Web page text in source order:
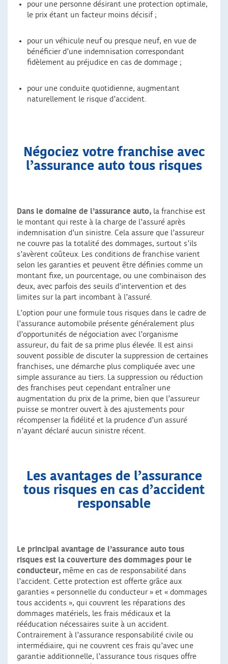
pour une personne désirant une protection optimale,
le prix étant un facteur moins décisif ;
pour un véhicule neuf ou presque neuf, en vue de
bénéficier d’une indemnisation correspondant
fidèlement au préjudice en cas de dommage ;
pour une conduite quotidienne, augmentant
naturellement le risque d’accident.
Négociez votre franchise avec
l’assurance auto tous risques
Dans le domaine de l’assurance auto, la franchise est
le montant qui reste à la charge de l’assuré après
indemnisation d’un sinistre. Cela assure que l’assureur
ne couvre pas la totalité des dommages, surtout s’ils
s’avèrent coûteux. Les conditions de franchise varient
selon les garanties et peuvent être définies comme un
montant fixe, un pourcentage, ou une combinaison des
deux, avec parfois des seuils d’intervention et des
limites sur la part incombant à l’assuré.
L’option pour une formule tous risques dans le cadre de
l’assurance automobile présente généralement plus
d’opportunités de négociation avec l’organisme
assureur, du fait de sa prime plus élevée. Il est ainsi
souvent possible de discuter la suppression de certaines
franchises, une démarche plus compliquée avec une
simple assurance au tiers. La suppression ou réduction
des franchises peut cependant entraîner une
augmentation du prix de la prime, bien que l’assureur
puisse se montrer ouvert à des ajustements pour
récompenser la fidélité et la prudence d’un assuré
n’ayant déclaré aucun sinistre récent.
Les avantages de l’assurance
tous risques en cas d’accident
responsable
Le principal avantage de l’assurance auto tous
risques est la couverture des dommages pour le
conducteur, même en cas de responsabilité dans
l’accident. Cette protection est offerte grâce aux
garanties « personnelle du conducteur » et « dommages
tous accidents », qui couvrent les réparations des
dommages matériels, les frais médicaux et la
rééducation nécessaires suite à un accident.
Contrairement à l’assurance responsabilité civile ou
intermédiaire, qui ne couvrent ces frais qu’avec une
garantie additionnelle, l’assurance tous risques offre